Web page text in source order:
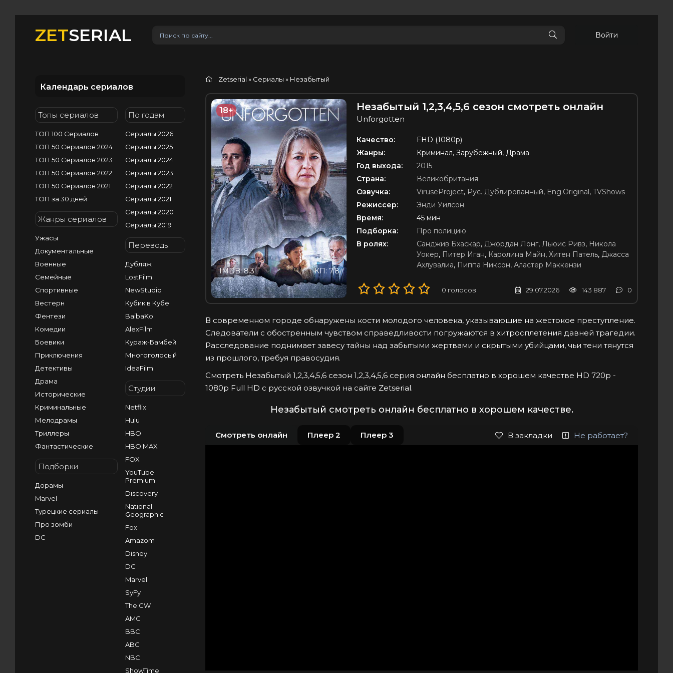
ZETSERIAL Войти
Календарь сериалов
Топы сериалов
ТОП 100 Сериалов
ТОП 50 Сериалов 2024
ТОП 50 Сериалов 2023
ТОП 50 Сериалов 2022
ТОП 50 Сериалов 2021
ТОП за 30 дней
Жанры сериалов
Ужасы
Документальные
Военные
Семейные
Спортивные
Вестерн
Фентези
Комедии
Боевики
Приключения
Детективы
Драма
Исторические
Криминальные
Мелодрамы
Триллеры
Фантастические
Подборки
Дорамы
Marvel
Турецкие сериалы
Про зомби
DC
По годам
Сериалы 2026
Сериалы 2025
Сериалы 2024
Сериалы 2023
Сериалы 2022
Сериалы 2021
Сериалы 2020
Сериалы 2019
Переводы
Дубляж
LostFilm
NewStudio
Кубик в Кубе
BaibaKo
AlexFilm
Кураж-Бамбей
Многоголосый
IdeaFilm
Студии
Netflix
Hulu
HBO
HBO MAX
FOX
YouTube
Premium
Discovery
National
Geographic
Fox
Amazom
Disney
DC
Marvel
SyFy
The CW
AMC
BBC
ABC
NBC
ShowTime
Zetserial » Сериалы » Незабытый
18+
КП: 7.8
IMDB: 8.3
Незабытый 1,2,3,4,5,6 сезон смотреть онлайн
Unforgotten
Качество:
FHD (1080p)
Жанры:
Криминал, Зарубежный, Драма
Год выхода:
2015
Страна:
Великобритания
Озвучка:
ViruseProject, Рус. Дублированный, Eng.Original, TVShows
Режиссер:
Энди Уилсон
Время:
45 мин
Подборка:
Про полицию
В ролях:
Санджив Бхаскар, Джордан Лонг, Льюис Ривз, Никола
Уокер, Питер Иган, Каролина Майн, Хитен Патель, Джасса
Ахлувалиа, Пиппа Никсон, Аластер Маккензи
0 голосов 29.07.2026 143 887 0
В современном городе обнаружены кости молодого человека, указывающие на жестокое преступление.
Следователи с обостренным чувством справедливости погружаются в хитросплетения давней трагедии.
Расследование поднимает завесу тайны над забытыми жертвами и скрытыми убийцами, чьи тени тянутся
из прошлого, требуя правосудия.
Смотреть Незабытый 1,2,3,4,5,6 сезон 1,2,3,4,5,6 серия онлайн бесплатно в хорошем качестве HD 720p -
1080p Full HD с русской озвучкой на сайте Zetserial.
Незабытый смотреть онлайн бесплатно в хорошем качестве.
Смотреть онлайн Плеер 2 Плеер 3 В закладки Не работает?